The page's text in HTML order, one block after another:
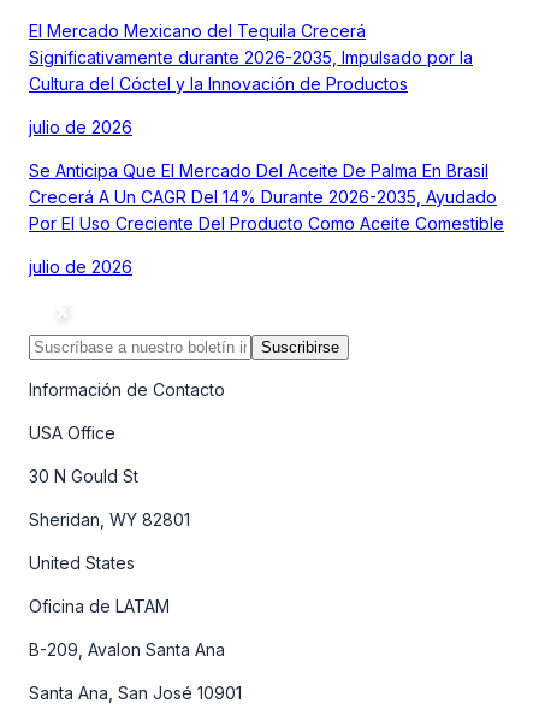
El Mercado Mexicano del Tequila Crecerá
Significativamente durante 2026-2035, Impulsado por la
Cultura del Cóctel y la Innovación de Productos
julio de 2026
Se Anticipa Que El Mercado Del Aceite De Palma En Brasil
Crecerá A Un CAGR Del 14% Durante 2026-2035, Ayudado
Por El Uso Creciente Del Producto Como Aceite Comestible
julio de 2026
Suscribirse
Información de Contacto
USA Office
30 N Gould St
Sheridan, WY 82801
United States
Oficina de LATAM
B-209, Avalon Santa Ana
Santa Ana, San José 10901